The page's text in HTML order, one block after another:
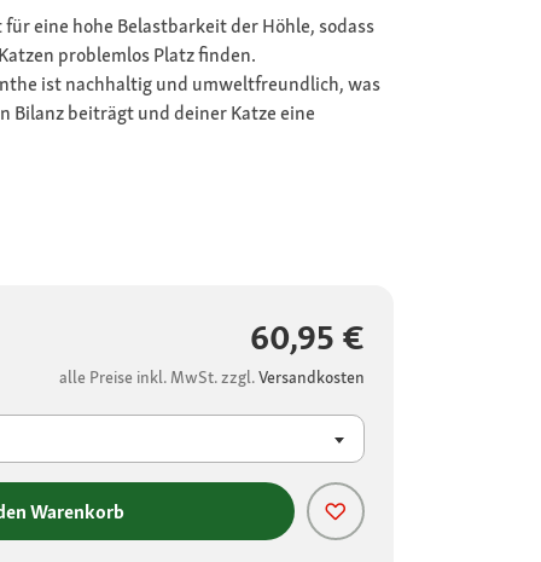
eine hohe Belastbarkeit der Höhle, sodass
problemlos Platz finden.
ist nachhaltig und umweltfreundlich, was
Bilanz beiträgt und deiner Katze eine
60,95 €
alle Preise inkl. MwSt. zzgl.Versandkosten
Warenkorb